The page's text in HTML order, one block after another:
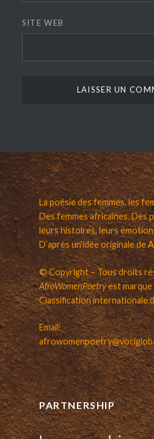
SITE WEB
La poésie des femmes, les
Des femmes africaines. Des
leurs histoires, leurs
D’après un’idée originale de
© Copyright – Tous droits
AfroWomenPoetryest marque
Classification internationale
Email:
PARTNERSHIP